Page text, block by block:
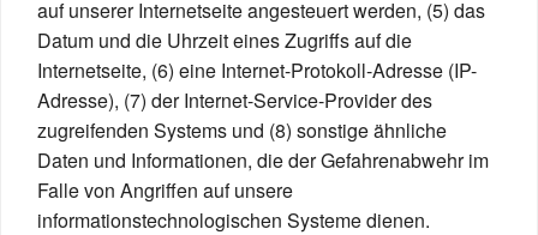
auf unserer Internetseite angesteuert werden, (5) das
Datum und die Uhrzeit eines Zugriffs auf die
Internetseite, (6) eine Internet-Protokoll-Adresse (IP-
Adresse), (7) der Internet-Service-Provider des
zugreifenden Systems und (8) sonstige ähnliche
Daten und Informationen, die der Gefahrenabwehr im
Falle von Angriffen auf unsere
informationstechnologischen Systeme dienen.